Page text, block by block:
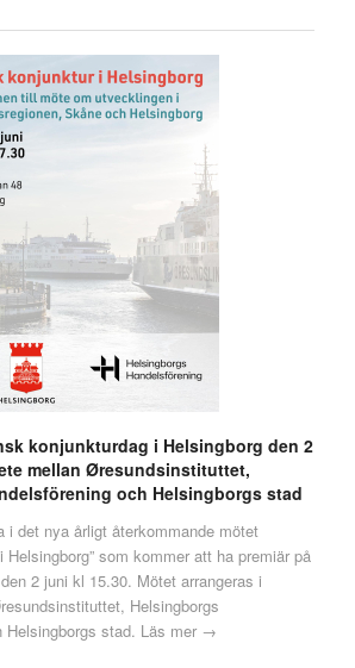
konjunkturdag i Helsingborg den 2
mellan Øresundsinstituttet,
och Helsingborgs stad
i det nya årligt återkommande mötet
Helsingborg” som kommer att ha premiär på
2 juni kl 15.30. Mötet arrangeras i
Helsingborgs
Helsingborgs stad. Läs mer →